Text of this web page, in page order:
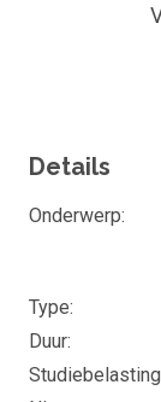
Deze e-
Met deze
zelfreflectie,
communicatie
De cursus
Persoonlijk
Details
Onderwerp
Type
Duur
Studiebelasting